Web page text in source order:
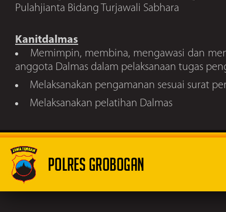
Pulahjianta Bidang Turjawali Sabhara
Kanitdalmas
Memimpin, membina, mengawasi dan
anggota Dalmas dalam pelaksanaan tugas
Melaksanakan pengamanan sesuai surat
Melaksanakan pelatihan Dalmas